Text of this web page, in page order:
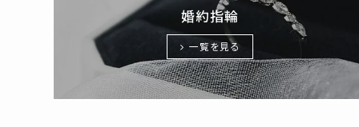
婚約指輪
一覧を見る